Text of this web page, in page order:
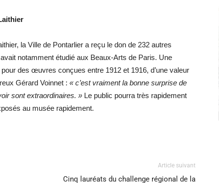
la Ville de Pontarlier a reçu le don de 232 autres
notamment étudié aux Beaux-Arts de Paris. Une
des œuvres conçues entre 1912 et 1916, d’une valeur
Gérard Voinnet : « c’est vraiment la bonne surprise de
sont extraordinaires. » Le public pourra très rapidement
au musée rapidement.
Article suivant
Cinq lauréats du challenge régional de la